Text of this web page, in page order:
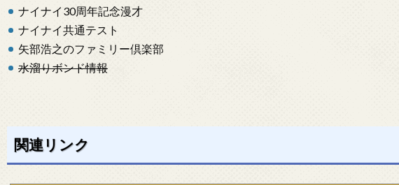
ナイナイ30周年記念漫才
ナイナイ共通テスト
矢部浩之のファミリー倶楽部
水溜りボンド情報
関連リンク